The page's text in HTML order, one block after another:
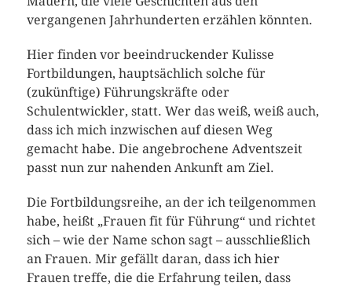
vergangenen Jahrhunderten erzählen könnten.
Hier finden vor beeindruckender Kulisse
Fortbildungen, hauptsächlich solche für
(zukünftige) Führungskräfte oder
Schulentwickler, statt. Wer das weiß, weiß auch,
dass ich mich inzwischen auf diesen Weg
gemacht habe. Die angebrochene Adventszeit
passt nun zur nahenden Ankunft am Ziel.
Die Fortbildungsreihe, an der ich teilgenommen
habe, heißt „Frauen fit für Führung“ und richtet
sich – wie der Name schon sagt – ausschließlich
an Frauen. Mir gefällt daran, dass ich hier
Frauen treffe, die die Erfahrung teilen, dass